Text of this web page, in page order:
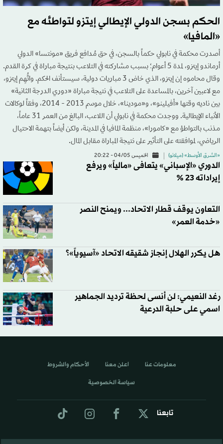
الحكم بسجن الدولي الإيطالي إيتزو لتواطئه مع
«المافيا»
أصدرت محكمة في نابولي حكماً بالسجن، في حق مُدافع فريق «مونتسا» الدولي
أرماندو إيتزو، لمدة 5 أعوام؛ بسبب مشاركته في التلاعب بنتيجة مباراة في كرة القدم.
وقال محاموه إن إيتزو، الذي خاض 3 مباريات دولية، سيستأنف الحكم. واتُّهِم إيتزو،
مع لاعبين آخرين، بالمساعدة على التلاعب في نتيجة مباراة «دوري الدرجة الثانية»
بين ناديه وقتها «أفيلينو»، و«مودينا»، خلال موسم 2013 - 2014، وفقاً لوكالات
الأنباء الإيطالية. ووجدت محكمة في نابولي أن اللاعب، البالغ من العمر 31 عاماً،
مذنب بالتواطؤ مع «كامورا»، منظمة المافيا في المدينة، ولكن أيضاً بتهمة الاحتيال
الرياضي، لموافقته على التأثير على نتيجة المباراة مقابل المال.
«الشرق الأوسط» (ميلانو) الخميس 04/05 - 20:22
الدوري «الإسباني» يتعافى «مالياً» ويرفع
إيراداته 23 %
التعاون يوقف قطار الاتحاد... ويمنح النصر
«خدمة العمر»
هل يكرر الهلال إنجاز شقيقه الاتحاد «آسيوياً»؟
رغد النعيمي: لن أنسى لحظة ترديد الجماهير
اسمي على حلبة الدرعية
تابعنا
معلومات عنا اعلن معنا الأحكام والشروط
سياسة الخصوصية